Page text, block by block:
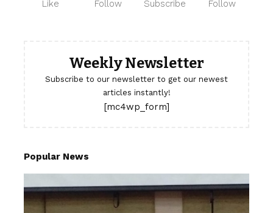
Like Follow Subscribe Follow
Weekly Newsletter
Subscribe to our newsletter to get our newest
articles instantly!
[mc4wp_form]
Popular News